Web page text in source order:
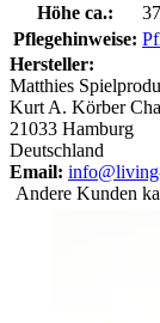
Höhe ca.:
Pflegehinweise:
Hersteller:
Matthies
Kurt A. Körber
21033 Hamburg
Deutschland
Email:
Andere Kunden